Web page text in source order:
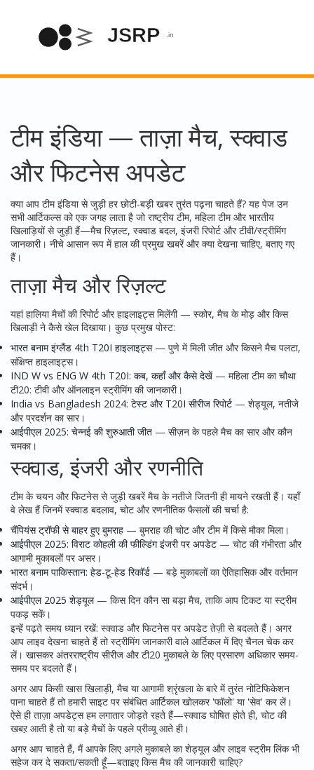
टीम इंडिया — ताज़ा मैच, स्क्वाड
और फिटनेस अपडेट
क्या आप टीम इंडिया से जुड़ी हर छोटी-बड़ी खबर तुरंत पढ़ना चाहते हैं? यह पेज उन
सभी आर्टिकल्स को एक जगह लाता है जो राष्ट्रीय टीम, महिला टीम और भारतीय
खिलाड़ियों से जुड़ी हैं—मैच रिज़ल्ट, स्क्वाड बदल, इंजरी रिपोर्ट और टीवी/स्ट्रीमिंग
जानकारी। नीचे आसान रूप में हाल की प्रमुख खबरें और क्या देखना चाहिए, बताए गए
हैं।
ताज़ा मैच और रिज़ल्ट
यहां हालिया मैचों की रिपोर्ट और हाइलाइट्स मिलेंगी — स्कोर, मैच के मोड़ और किस
खिलाड़ी ने कैसे खेल दिखाया। कुछ प्रमुख पोस्ट:
भारत बनाम इंग्लैंड 4th T20I हाइलाइट्स— पुणे में मिली जीत और किसने मैच पलटा,
संक्षिप्त हाइलाइट्स।
IND W vs ENG W 4th T20I: कब, कहाँ और कैसे देखें — महिला टीम का चौथा
टी20: टीवी और ऑनलाइन स्ट्रीमिंग की जानकारी।
India vs Bangladesh 2024: टेस्ट और T20I सीरीज रिपोर्ट — शेड्यूल, नतीजे
और प्रदर्शन का सार।
आईपीएल 2025: चेन्नई की शुरुआती जीत — सीज़न के पहले मैच का सार और कौन
चमका।
स्क्वाड, इंजरी और रणनीति
टीम के चयन और फिटनेस से जुड़ी खबरें मैच के नतीजे जितनी ही मायने रखती हैं। यहाँ
वे लेख हैं जिनमें स्क्वाड बदलाव, चोट और रणनीतिक फैसलों की चर्चा है:
चैंपियंस ट्रॉफी से बाहर हुए बुमराह — बुमराह की चोट और टीम में किसे मौका मिला।
आईपीएल 2025: विराट कोहली की फील्डिंग इंजरी पर अपडेट — चोट की गंभीरता और
आगामी मुकाबलों पर असर।
भारत बनाम पाकिस्तान: हेड-टू-हेड रिकॉर्ड — बड़े मुकाबलों का ऐतिहासिक और वर्तमान
संदर्भ।
आईपीएल 2025 शेड्यूल— किस दिन कौन सा बड़ा मैच, ताकि आप टिकट या स्ट्रीम
पकड़ सकें।
इन्हें पढ़ते समय ध्यान रखें: स्क्वाड और फिटनेस पर अपडेट तेज़ी से बदलते हैं। अगर
आप लाइव देखना चाहते हैं तो स्ट्रीमिंग जानकारी वाले आर्टिकल में दिए चैनल चेक कर
लें। खासकर अंतरराष्ट्रीय सीरीज और टी20 मुकाबले के लिए प्रसारण अधिकार समय-
समय पर बदलते हैं।
अगर आप किसी खास खिलाड़ी, मैच या आगामी श्रृंखला के बारे में तुरंत नोटिफिकेशन
पाना चाहते हैं तो हमारी साइट पर संबंधित आर्टिकल खोलकर 'फॉलो' या 'सेव' कर लें।
ऐसे ही ताज़ा अपडेट्स हम लगातार जोड़ते रहते हैं—स्क्वाड घोषित होते ही, चोट की
खबऱ आती है तो या बड़े मैचों के पहले प्रीव्यू आते ही।
अगर आप चाहते हैं, मैं आपके लिए अगले मुकाबले का शेड्यूल और लाइव स्ट्रीम लिंक भी
सहेज कर दे सकता/सकती हूँ—बताइए किस मैच की जानकारी चाहिए?